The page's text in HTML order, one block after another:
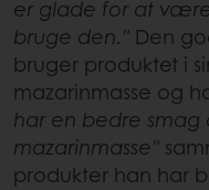
er glade for at
bruge den." Den
bruger produktet i
mazarinmasse og
har en bedre smag
mazarinmasse"
produkter han har